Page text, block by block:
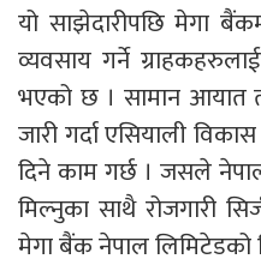
यो साझेदारीपछि मेगा
व्यवसाय गर्ने
भएको छ । सामान आयात
जारी गर्दा एसियाली
दिने काम गर्छ । जसले
मिल्नुका साथै रोजगारी
मेगा बैंक नेपाल लिमिटेडको